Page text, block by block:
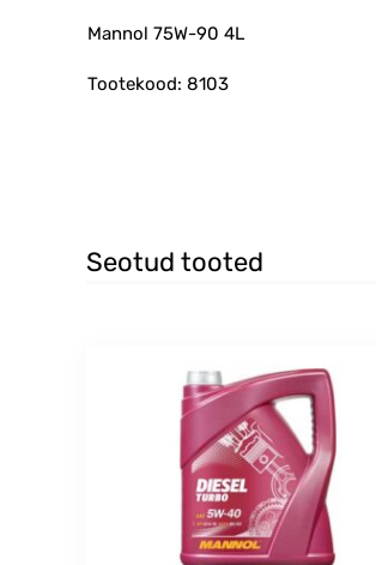
Mannol 75W-90 4L
Tootekood: 8103
Seotud tooted